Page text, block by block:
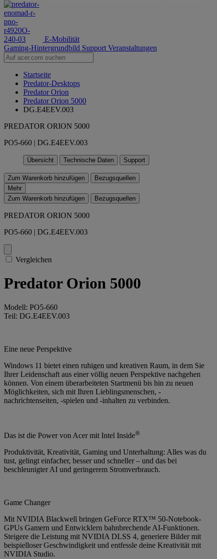
E-Mobilität
Gaming-Hintergrundbild Support Veranstaltungen
Startseite
Predator-Desktops
Predator Orion
Predator Orion 5000
DG.E4EEV.003
PREDATOR ORION 5000
PO5-660 | DG.E4EEV.003
Übersicht Technische Daten Support
Zum Warenkorb hinzufügen
Bezugsquellen
Mehr
Zum Warenkorb hinzufügen
Bezugsquellen
PREDATOR ORION 5000
PO5-660 | DG.E4EEV.003
Vergleichen
Predator Orion 5000
Modell: PO5-660
Teil: DG.E4EEV.003
Eine neue Perspektive
Windows 11 bietet einen ruhigen und kreativen Raum, in dem Sie
Ihrer Leidenschaft aus einer völlig neuen Perspektive nachgehen
können. Von einem überarbeiteten Startmenü bis hin zu neuen
Möglichkeiten, sich mit Ihren Lieblingsmenschen, -
nachrichtenseiten, -spielen und -inhalten zu verbinden.
Das ist die Power von Acer mit Intel Inside®
Produktivität, Kreativität, Gaming und Unterhaltung: Alles was du
tust, gelingt einfacher, besser und schneller – und das bei
beschleunigter AI und geringerem Stromverbrauch.
Game Changer
Mit NVIDIA Blackwell bringen GeForce RTX™ 50-Notebook-
GPUs Gamern und Entwicklern bahnbrechende AI-Funktionen.
Steigere die Leistung mit NVIDIA DLSS 4, generiere Bilder mit
beispielloser Geschwindigkeit und entfessle deine Kreativität mit
NVIDIA Studio.